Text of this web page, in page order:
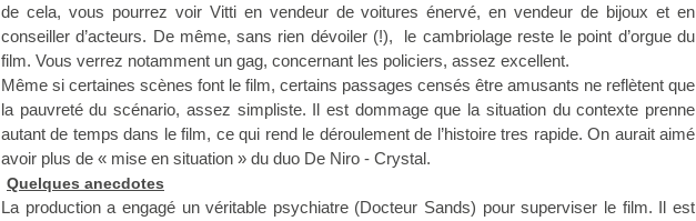
de cela, vous pourrez voir Vitti en vendeur de voitures énervé, en vendeur de bijoux et en
conseiller d’acteurs. De même, sans rien dévoiler (!), le cambriolage reste le point d’orgue du
film. Vous verrez notamment un gag, concernant les policiers, assez excellent.
Même si certaines scènes font le film, certains passages censés être amusants ne reflètent que
la pauvreté du scénario, assez simpliste. Il est dommage que la situation du contexte prenne
autant de temps dans le film, ce qui rend le déroulement de l’histoire tres rapide. On aurait aimé
avoir plus de « mise en situation » du duo De Niro - Crystal.
Quelques anecdotes
La production a engagé un véritable psychiatre (Docteur Sands) pour superviser le film. Il est